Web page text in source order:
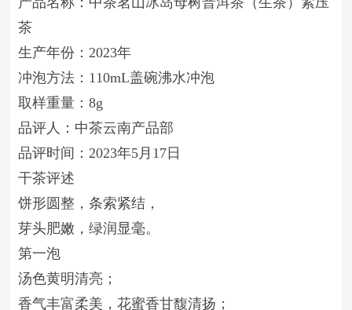
茶
生产年份：2023年
冲泡方法：110mL盖碗沸水冲泡
取样重量：8g
品评人：中茶云南产品部
品评时间：2023年5月17日
干茶评述
饼形圆整，条索紧结，
芽头肥嫩，绿润显毫。
第一泡
汤色黄明清亮；
香气丰富柔美，花蜜香甘馥清扬；